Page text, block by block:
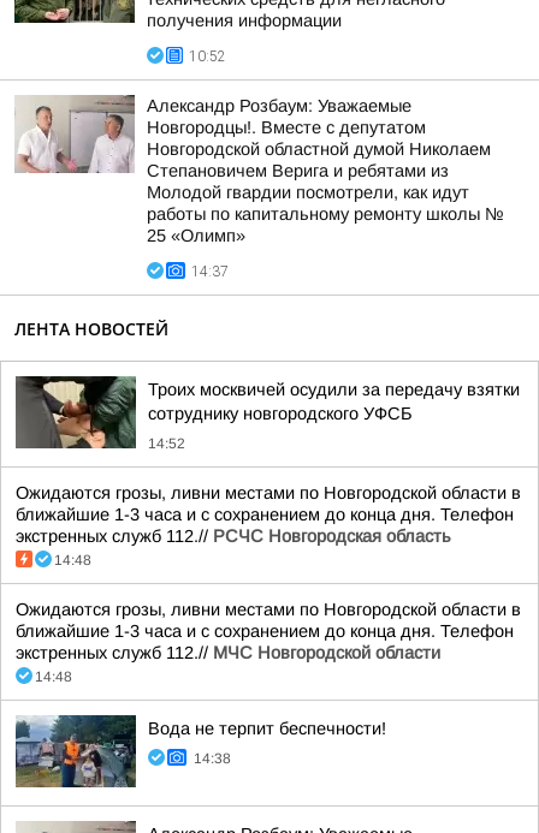
получения информации
10:52
Александр Розбаум: Уважаемые
Новгородцы!. Вместе с депутатом
Новгородской областной думой Николаем
Степановичем Верига и ребятами из
Молодой гвардии посмотрели, как идут
работы по капитальному ремонту школы №
25 «Олимп»
14:37
ЛЕНТА НОВОСТЕЙ
Троих москвичей осудили за передачу взятки
сотруднику новгородского УФСБ
14:52
Ожидаются грозы, ливни местами по Новгородской области в
ближайшие 1-3 часа и с сохранением до конца дня. Телефон
экстренных служб 112.// РСЧС Новгородская область
14:48
Ожидаются грозы, ливни местами по Новгородской области в
ближайшие 1-3 часа и с сохранением до конца дня. Телефон
экстренных служб 112.// МЧС Новгородской области
14:48
Вода не терпит беспечности!
14:38